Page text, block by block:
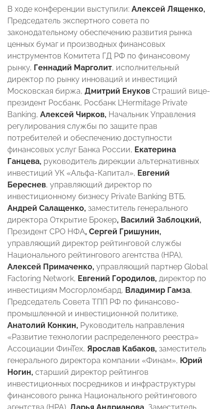
В ходе конференции выступили: Алексей Лященко,
Председатель экспертного совета по
законодательному обеспечению развития рынка
ценных бумаг и производных финансовых
инструментов Комитета ГД РФ по финансовому
рынку, Геннадий Марголит, исполнительный
директор по рынку инноваций и инвестиций
Московская биржа, Дмитрий Енуков Страший вице-
президент Росбанк, Росбанк L’Hermitage Private
Banking, Алексей Чирков, Начальник Управления
регулирования службы по защите прав
потребителей и обеспечению доступности
финансовых услуг Банка России, Екатерина
Ганцева, руководитель дирекции альтернативных
инвестиций УК «Альфа-Капитал», Евгений
Береснев, управляющий директор по
инвестиционному бизнесу Private Banking ВТБ,
Андрей Салащенко, заместитель генерального
директора Открытие Брокер, Василий Заблоцкий,
Президент СРО НФА, Сергей Гришунин,
управляющий директор рейтинговой службы
Национального рейтингового агентства (НРА),
Алексей Примаченко, управляющий партнер Global
Factoring Network, Евгений Городилов, директор по
инвестициям Мосгорломбард, Владимир Гамза,
Председатель Совета ТПП РФ по финансово-
промышленной и инвестиционной политике,
Анатолий Конкин, Руководитель направления
«Развитие технологии распределенного реестра»
Ассоциации ФинТех, Ярослав Кабаков, заместитель
генерального директора компании «Финам», Юрий
Ногин, старший директор рейтингов
инвестиционных посредников и инфраструктуры
финансового рынка Национального рейтингового